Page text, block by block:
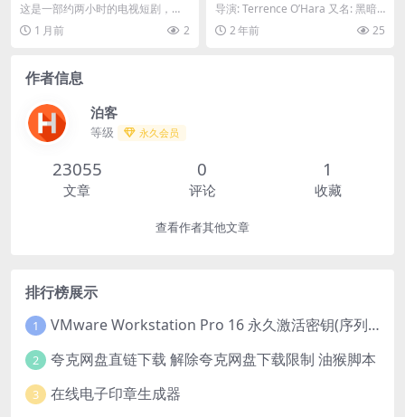
了！《唐朝妖姬》 1992 中文
字幕 未删减 限时转存 – 1992
电影 夸克网盘 高清转存
这是一部约两小时的电视短剧，温
碧霞饰演一个战乱时代的孤女(冬儿)
被罗嘉良饰演的年...
1 月前 2
网盘下载.阿里云盘.英语中字.
(2000)
导演: Terrence O’Hara 又名: 黑暗
天使 第一季 资...
2 年前 25
作者信息
泊客
等级 永久会员
23055
文章
0
评论
1
收藏
查看作者其他文章
排行榜展示
1 VMware Workstation Pro 16 永久激活密钥(序列号)
2 夸克网盘直链下载 解除夸克网盘下载限制 油猴脚本
3 在线电子印章生成器